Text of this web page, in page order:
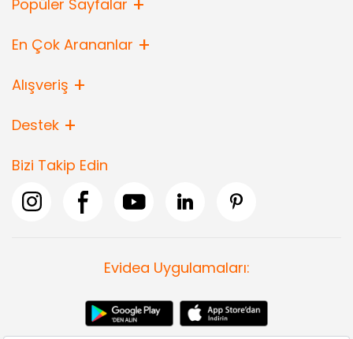
Popüler Sayfalar
En Çok Arananlar
Alışveriş
Destek
Bizi Takip Edin
Evidea Uygulamaları: